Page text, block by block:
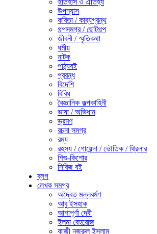
ইতিহাস ও ঐতিহ্য
উপন্যাস
কবিতা / কাব্যগ্রন্থ
গল্পসমগ্র / ছোটগল্প
জীবনী / স্মৃতিকথা
ধর্মীয়
নাটক
পাঠ্যবই
প্রবন্ধ
বিদেশি
বিবিধ
বৈজ্ঞানিক কল্পকাহিনী
ভাষা / অভিধান
ভ্রমণ
রচনা সমগ্র
রম্য
রহস্য / গোয়েন্দা / ভৌতিক / থ্রিলার
শিশু-কিশোর
সিরিজ বই
ব্লগ
লেখক সমগ্র
অদ্বৈত মল্লবর্মণ
আবু ইসহাক
আশাপূর্ণা দেবী
ইলমা বেহরোজ
কাজী নজরুল ইসলাম